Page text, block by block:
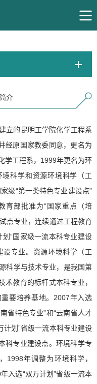
介
立的昆明工学院化学工程系
经原国家教委同意，更名为
学工程系，1999年更名为环
科学和资源环境科学（工
级“第一类特色专业建设点”
育部批准为“国家重点（培
点专业，连续通过工程教育
”国家级一流本科专业建设
设专业。资源环境科学（工
科学与技术专业，是我国第
教育的标杆式本科专业，
要培养基地。2007年入选
省特色专业”和“云南省人才
计划”省级一流本科专业建设
科专业建设点。环境科学专
1998年调整为环境科学，
入选“双万计划”省级一流本